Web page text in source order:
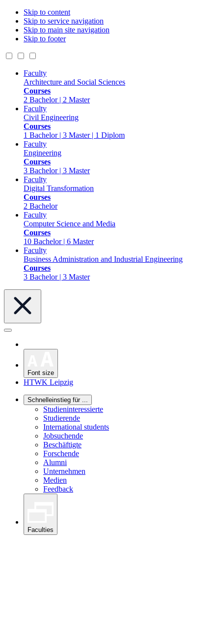
Skip to content
Skip to service navigation
Skip to main site navigation
Skip to footer
Faculty
Architecture and Social Sciences
Courses
2 Bachelor | 2 Master
Faculty
Civil Engineering
Courses
1 Bachelor | 3 Master | 1 Diplom
Faculty
Engineering
Courses
3 Bachelor | 3 Master
Faculty
Digital Transformation
Courses
2 Bachelor
Faculty
Computer Science and Media
Courses
10 Bachelor | 6 Master
Faculty
Business Administration and Industrial Engineering
Courses
3 Bachelor | 3 Master
Font size
HTWK Leipzig
Schnelleinstieg für ...
Studieninteressierte
Studierende
International students
Jobsuchende
Beschäftigte
Forschende
Alumni
Unternehmen
Medien
Feedback
Faculties